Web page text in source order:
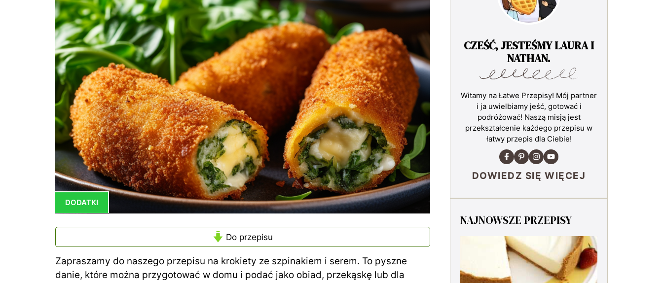
DODATKI
Do przepisu
Zapraszamy do naszego przepisu na krokiety ze szpinakiem i serem. To pyszne
danie, które można przygotować w domu i podać jako obiad, przekąskę lub dla
CZEŚĆ, JESTEŚMY LAURA I
NATHAN.
Witamy na Łatwe Przepisy! Mój partner
i ja uwielbiamy jeść, gotować i
podróżować! Naszą misją jest
przekształcenie każdego przepisu w
łatwy przepis dla Ciebie!
DOWIEDZ SIĘ WIĘCEJ
NAJNOWSZE PRZEPISY